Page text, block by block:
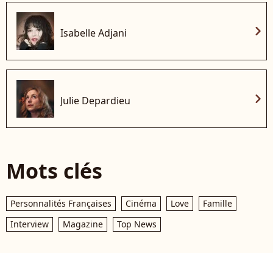
Isabelle Adjani chevron_right
Julie Depardieu chevron_right
Mots clés
Personnalités Françaises Cinéma Love
Famille
Interview
Magazine Top News